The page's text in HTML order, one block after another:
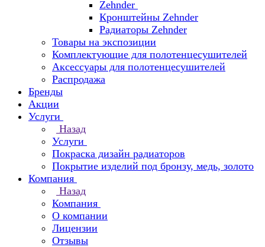
Zehnder
Кронштейны Zehnder
Радиаторы Zehnder
Товары на экспозиции
Комплектующие для полотенцесушителей
Аксессуары для полотенцесушителей
Распродажа
Бренды
Акции
Услуги
Назад
Услуги
Покраска дизайн радиаторов
Покрытие изделий под бронзу, медь, золото
Компания
Назад
Компания
О компании
Лицензии
Отзывы